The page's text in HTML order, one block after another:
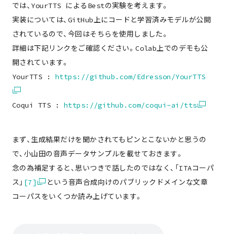
では、YourTTS によるBestの実験を考えます。
実装については、GitHub上にコードと学習済みモデルが公開
されているので、今回はそちらを使用しました。
詳細は下記リンクをご確認ください。Colab上でのデモも公
開されています。
YourTTS : https://github.com/Edresson/YourTTS
Coqui TTS : https://github.com/coqui-ai/tts
まず、生成結果だけを聞かされてもピンとこないかと思うの
で、小山田の音声データサンプルを載せておきます。
念の為補足すると、思いつきで話したのではなく、「ITAコーパ
ス」 [7]
という音声合成向けのパブリックドメインな文章
コーパスをいくつか読み上げています。